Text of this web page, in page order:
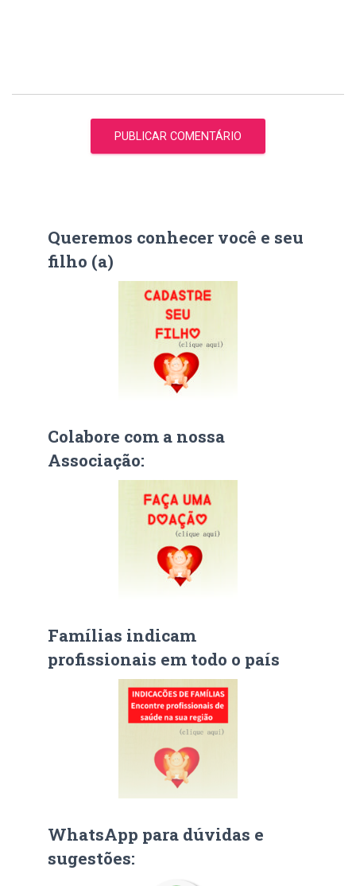
Queremos conhecer você e seu
filho (a)
Colabore com a nossa
Associação:
Famílias indicam
profissionais em todo o país
WhatsApp para dúvidas e
sugestões: